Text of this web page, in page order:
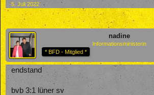
5. Juli 2022
nadine
Informationsministerin
* BFD - Mitglied *
endstand
bvb 3:1 lüner sv